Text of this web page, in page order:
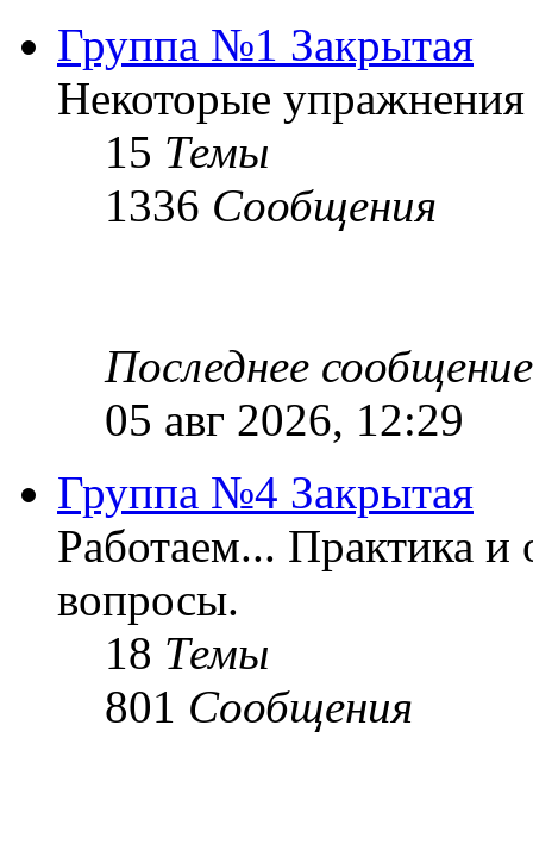
Группа №1 Закрытая
Некоторые упражнения
15 Темы
1336 Сообщения
Последнее сообщение
05 авг 2026, 12:29
Группа №4 Закрытая
Работаем... Практика и
вопросы.
18 Темы
801 Сообщения